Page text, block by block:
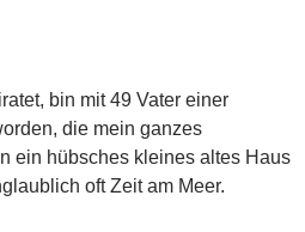
bin mit 49 Vater einer
die mein ganzes
ein hübsches kleines altes Haus
oft Zeit am Meer.